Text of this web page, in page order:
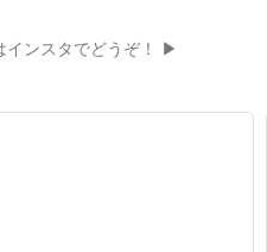
インスタでどうぞ！ ▶